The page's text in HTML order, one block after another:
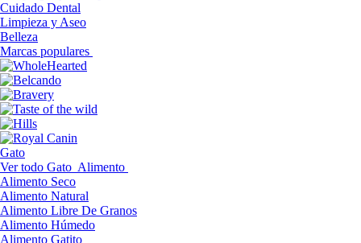
Cuidado Dental
Limpieza y Aseo
Belleza
Marcas populares
Gato
Ver todo Gato Alimento
Alimento Seco
Alimento Natural
Alimento Libre De Granos
Alimento Húmedo
Alimento Gatito